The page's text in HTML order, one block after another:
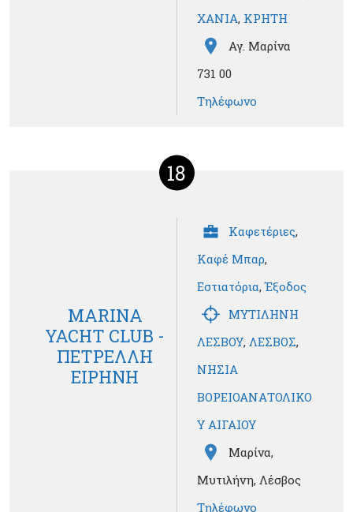
ΧΑΝΙΑ, ΚΡΗΤΗ
Αγ. Μαρίνα
731 00
Τηλέφωνο
18
MARINA
YACHT CLUB -
ΠΕΤΡΕΛΛΗ
ΕΙΡΗΝΗ
Καφετέριες,
Καφέ Μπαρ,
Εστιατόρια,Έξοδος
ΜΥΤΙΛΗΝΗ
ΛΕΣΒΟΥ, ΛΕΣΒΟΣ,
ΝΗΣΙΑ
ΒΟΡΕΙΟΑΝΑΤΟΛΙΚΟ
Υ ΑΙΓΑΙΟΥ
Μαρίνα,
Μυτιλήνη, Λέσβος
Τηλέφωνο